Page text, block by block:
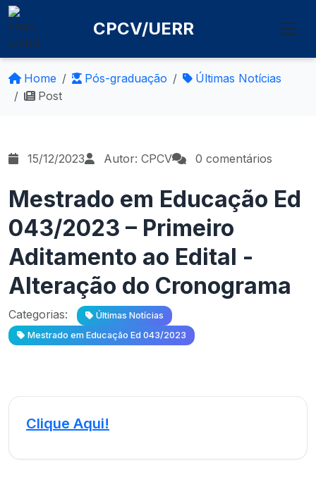
CPCV/UERR
Home Pós-graduação
Últimas Notícias
Post
15/12/2023 Autor: CPCV 0 comentários
Mestrado em Educação Ed
043/2023 – Primeiro
Aditamento ao Edital -
Alteração do Cronograma
Categorias:
Últimas Notícias
Mestrado em Educação Ed 043/2023
Clique Aqui!